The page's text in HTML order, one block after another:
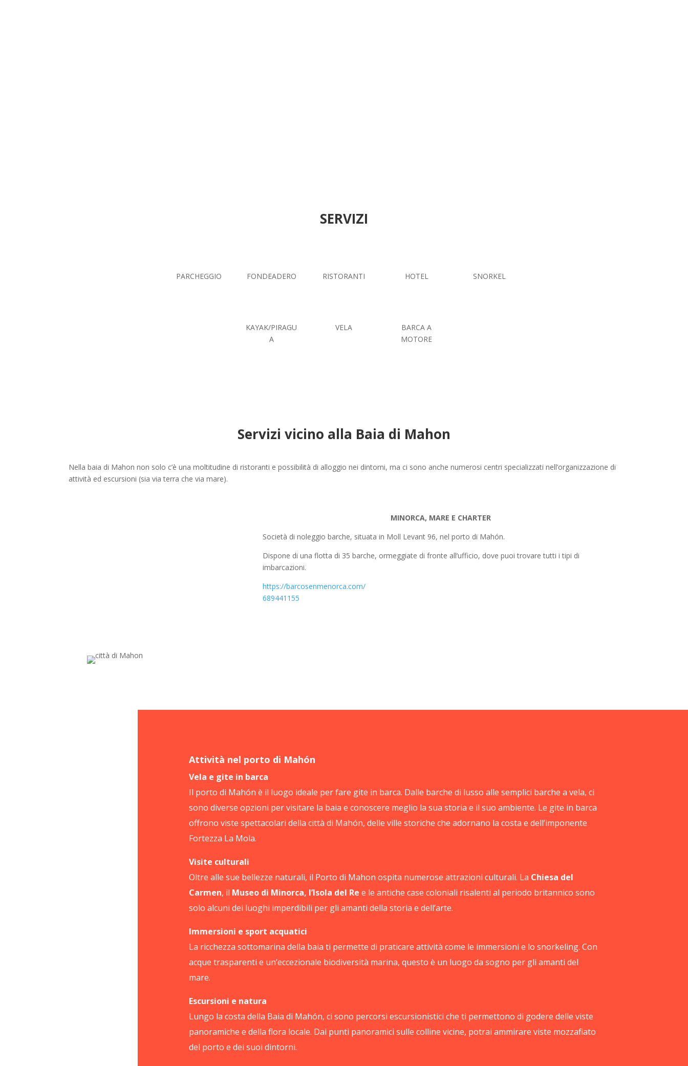
SERVIZI
PARCHEGGIO FONDEADERO RISTORANTI HOTEL SNORKEL
KAYAK/PIRAGU
A
VELA
BARCA A
MOTORE
Servizi vicino alla Baia di Mahon
Nella baia di Mahon non solo c’è una moltitudine di ristoranti e possibilità di alloggio nei dintorni, ma ci sono anche numerosi centri specializzati nell’organizzazione di
attività ed escursioni (sia via terra che via mare).
MINORCA, MARE E CHARTER
Società di noleggio barche, situata in Moll Levant 96, nel porto di Mahón.
Dispone di una flotta di 35 barche, ormeggiate di fronte all’ufficio, dove puoi trovare tutti i tipi di
imbarcazioni.
https://barcosenmenorca.com/
689441155
Attività nel porto di Mahón
Vela e gite in barca
Il porto di Mahón è il luogo ideale per fare gite in barca. Dalle barche di lusso alle semplici barche a vela, ci
sono diverse opzioni per visitare la baia e conoscere meglio la sua storia e il suo ambiente. Le gite in barca
offrono viste spettacolari della città di Mahón, delle ville storiche che adornano la costa e dell’imponente
Fortezza La Mola.
Visite culturali
Oltre alle sue bellezze naturali, il Porto di Mahon ospita numerose attrazioni culturali. La Chiesa del
Carmen, il Museo di Minorca, l’Isola del Re e le antiche case coloniali risalenti al periodo britannico sono
solo alcuni dei luoghi imperdibili per gli amanti della storia e dell’arte.
Immersioni e sport acquatici
La ricchezza sottomarina della baia ti permette di praticare attività come le immersioni e lo snorkeling. Con
acque trasparenti e un’eccezionale biodiversità marina, questo è un luogo da sogno per gli amanti del
mare.
Escursioni e natura
Lungo la costa della Baia di Mahón, ci sono percorsi escursionistici che ti permettono di godere delle viste
panoramiche e della flora locale. Dai punti panoramici sulle colline vicine, potrai ammirare viste mozzafiato
del porto e dei suoi dintorni.